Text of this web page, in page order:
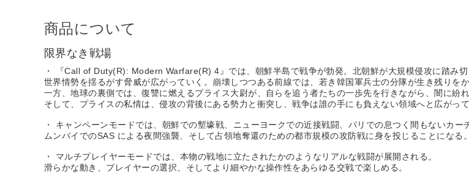
商品について
限界なき戦場
・ 『Call of Duty(R): Modern Warfare(R) 4』では、朝鮮半島で戦争が勃発。北朝鮮が大規模侵攻に踏み切
世界情勢を揺るがす脅威が広がっていく。崩壊しつつある前線では、若き韓国軍兵士の分隊が生き残りをか
一方、地球の裏側では、復讐に燃えるプライス大尉が、自らを追う者たちの一歩先を行きながら、闇に紛
そして、プライスの私情は、侵攻の背後にある勢力と衝突し、戦争は誰の手にも負えない領域へと広がって
・ キャンペーンモードでは、朝鮮での塹壕戦、ニューヨークでの近接戦闘、パリでの息つく間もないカー
ムンバイでのSAS による夜間強襲、そして占領地奪還のための都市規模の攻防戦に身を投じることになる。
・ マルチプレイヤーモードでは、本物の戦地に立たされたかのようなリアルな戦闘が展開される。
滑らかな動き、プレイヤーの選択、そしてより細やかな操作性をあらゆる交戦で楽しめる。